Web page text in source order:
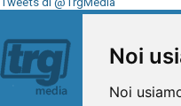
Noi
Noi